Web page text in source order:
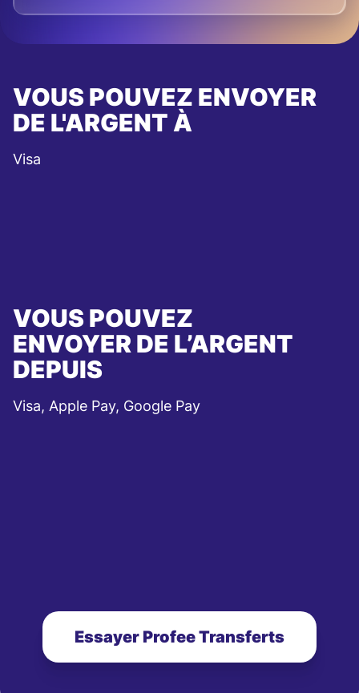
VOUS POUVEZ ENVOYER
DE L'ARGENT À
Visa
VOUS POUVEZ
ENVOYER DE L’ARGENT
DEPUIS
Visa, Apple Pay, Google Pay
Essayer Profee Transferts